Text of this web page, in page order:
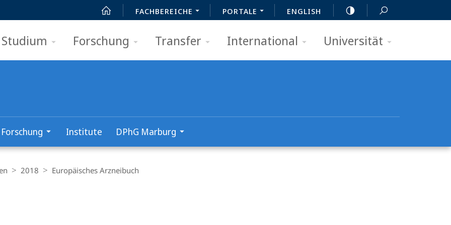
FACHBEREICHE PORTALE ENGLISH
Studium Forschung Transfer International Universität
Forschung Institute DPhG Marburg
2018 Europäisches Arzneibuch